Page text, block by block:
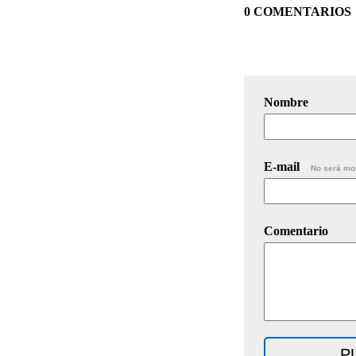
0 COMENTARIOS
Nombre
E-mail No será
Comentario